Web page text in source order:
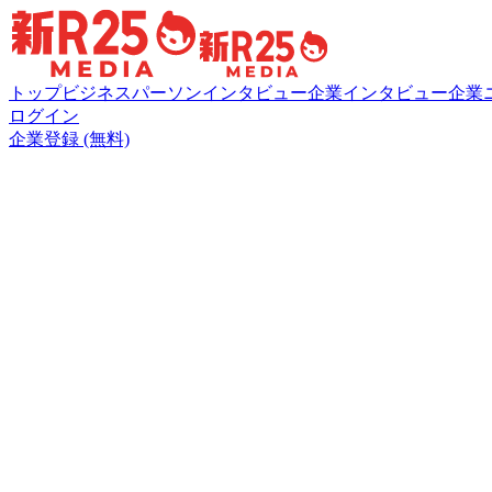
トップビジネスパーソンインタビュー企業インタビュー企業
ログイン
企業登録 (無料)